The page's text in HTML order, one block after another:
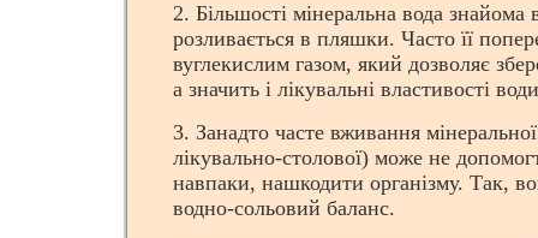
2. Більшості мінеральна вода знайома
розливається в пляшки. Часто її
вуглекислим газом, який дозволяє
а значить і лікувальні властивості
3. Занадто часте вживання
лікувально-столової) може не
навпаки, нашкодити організму. Так,
водно-сольовий баланс.